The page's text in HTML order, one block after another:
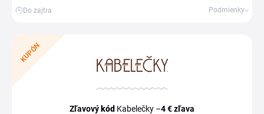
Do zajtra Podmienky
KUPÓN
Zľavový kód Kabelečky –4 €zľava